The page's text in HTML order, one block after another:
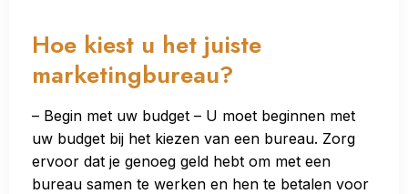
Hoe kiest u het juiste
marketingbureau?
– Begin met uw budget – U moet beginnen met
uw budget bij het kiezen van een bureau. Zorg
ervoor dat je genoeg geld hebt om met een
bureau samen te werken en hen te betalen voor